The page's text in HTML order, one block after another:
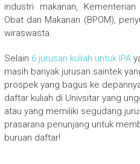
industri makanan,
Obat dan Makanan (BPOM),
wiraswasta.
Selain 6 jurusan kuliah untuk IPA
masih banyak jurusan saintek
prospek yang bagus ke
daftar kuliah di Univsitar yang
atau yang memiliki segudang
prasarana penunjang untuk
buruan daftar!